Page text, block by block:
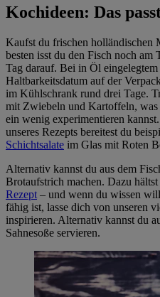
Kochideen: Das
Kaufst du frischen
besten isst du den Fisch noch am
Tag darauf. Bei in Öl
Haltbarkeitsdatum auf der
im Kühlschrank rund drei Tage.
mit Zwiebeln und Kartoffeln, was
ein wenig experimentieren
unseres Rezepts bereitest du
Schichtsalate im Glas mit Roten
Alternativ kannst du aus dem
Brotaufstrich machen. Dazu
Rezept – und wenn du wissen
fähig ist, lasse dich von unseren
inspirieren. Alternativ kannst du
Sahnesoße servieren.